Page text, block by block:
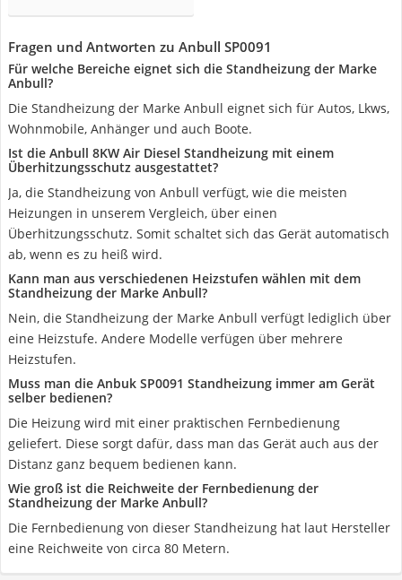
Fragen und Antworten zu Anbull SP0091
Für welche Bereiche eignet sich die Standheizung der Marke
Anbull?
Die Standheizung der Marke Anbull eignet sich für Autos, Lkws,
Wohnmobile, Anhänger und auch Boote.
Ist die Anbull 8KW Air Diesel Standheizung mit einem
Überhitzungsschutz ausgestattet?
Ja, die Standheizung von Anbull verfügt, wie die meisten
Heizungen in unserem Vergleich, über einen
Überhitzungsschutz. Somit schaltet sich das Gerät automatisch
ab, wenn es zu heiß wird.
Kann man aus verschiedenen Heizstufen wählen mit dem
Standheizung der Marke Anbull?
Nein, die Standheizung der Marke Anbull verfügt lediglich über
eine Heizstufe. Andere Modelle verfügen über mehrere
Heizstufen.
Muss man die Anbuk SP0091 Standheizung immer am Gerät
selber bedienen?
Die Heizung wird mit einer praktischen Fernbedienung
geliefert. Diese sorgt dafür, dass man das Gerät auch aus der
Distanz ganz bequem bedienen kann.
Wie groß ist die Reichweite der Fernbedienung der
Standheizung der Marke Anbull?
Die Fernbedienung von dieser Standheizung hat laut Hersteller
eine Reichweite von circa 80 Metern.